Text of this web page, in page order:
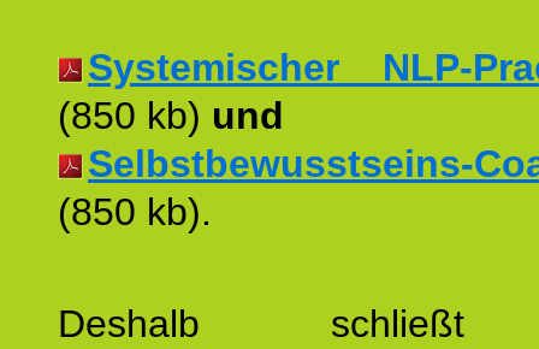
Systemischer NLP-
(850 kb) und
Selbstbewusstseins-
(850 kb).
Deshalb schließt